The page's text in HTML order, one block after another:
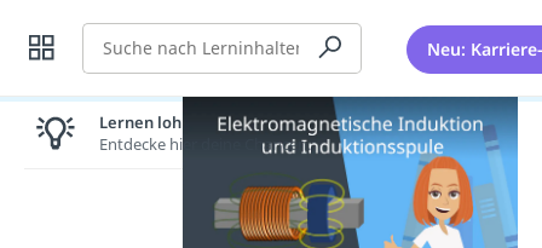
Suche Neu:
Lernen lohnt sich!
Entdecke hier deine Chancen.